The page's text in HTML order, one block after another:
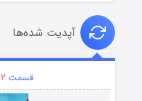
آپدیت شده‌ها
قسمت ۲ (دوبله)